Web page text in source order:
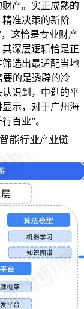
产。实正成熟的
准决策的新阶
这恰是专业财产
深层逻辑恰是正
选出最适配当地
的是透辟的冷
识到，中逛的平
示，对于广州海
百业”。